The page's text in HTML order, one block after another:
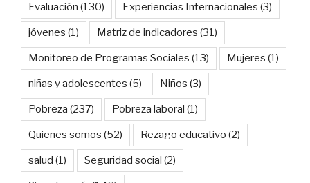
Evaluación (130) Experiencias Internacionales (3)
jóvenes (1) Matriz de indicadores (31)
Monitoreo de Programas Sociales (13) Mujeres (1)
niñas y adolescentes (5) Niños (3)
Pobreza (237) Pobreza laboral (1)
Quienes somos (52) Rezago educativo (2)
salud (1) Seguridad social (2)